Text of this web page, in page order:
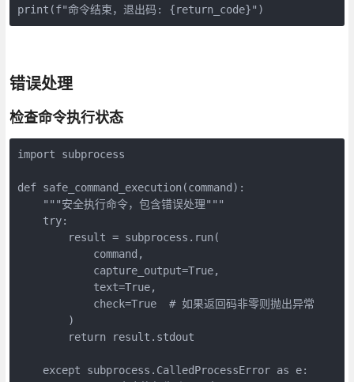
print(f"命令结束，退出码: {return_code}")
错误处理
检查命令执行状态
import subprocess
def safe_command_execution(command):
    """安全执行命令，包含错误处理"""
    try:
        result = subprocess.run(
            command,
            capture_output=True,
            text=True,
            check=True  # 如果返回码非零则抛出异常
        )
        return result.stdout
    except subprocess.CalledProcessError as e: